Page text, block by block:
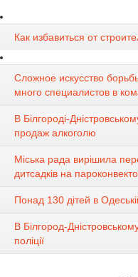
Как избавиться от
Сложное искусство
много специалистов в
В Білгороді-
продаж алкоголю
Міська рада вирішила
дитсадків на
Понад 130 дітей в
В Білгород-
поліції